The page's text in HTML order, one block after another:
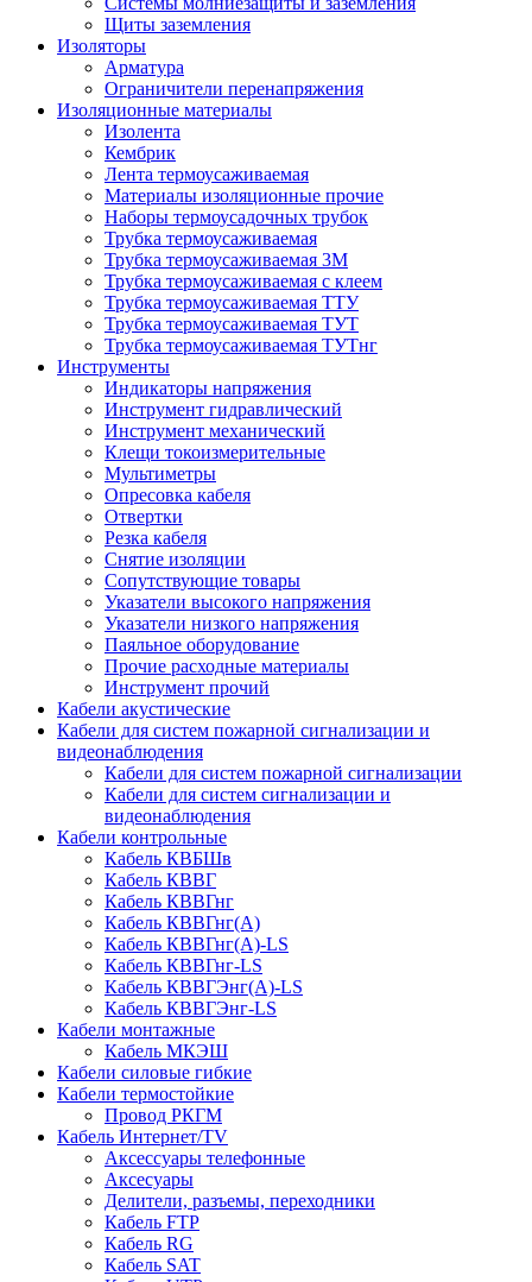
Щиты заземления
Изоляторы
Арматура
Ограничители перенапряжения
Изоляционные материалы
Изолента
Кембрик
Лента термоусаживаемая
Материалы изоляционные прочие
Наборы термоусадочных трубок
Трубка термоусаживаемая
Трубка термоусаживаемая 3М
Трубка термоусаживаемая с клеем
Трубка термоусаживаемая ТТУ
Трубка термоусаживаемая ТУТ
Трубка термоусаживаемая ТУТнг
Инструменты
Индикаторы напряжения
Инструмент гидравлический
Инструмент механический
Клещи токоизмерительные
Мультиметры
Опресовка кабеля
Отвертки
Резка кабеля
Снятие изоляции
Сопутствующие товары
Указатели высокого напряжения
Указатели низкого напряжения
Паяльное оборудование
Прочие расходные материалы
Инструмент прочий
Кабели акустические
Кабели для систем пожарной сигнализации и
видеонаблюдения
Кабели для систем пожарной сигнализации
Кабели для систем сигнализации и
видеонаблюдения
Кабели контрольные
Кабель КВБШв
Кабель КВВГ
Кабель КВВГнг
Кабель КВВГнг(А)
Кабель КВВГнг(А)-LS
Кабель КВВГнг-LS
Кабель КВВГЭнг(А)-LS
Кабель КВВГЭнг-LS
Кабели монтажные
Кабель МКЭШ
Кабели силовые гибкие
Кабели термостойкие
Провод РКГМ
Кабель Интернет/TV
Аксессуары телефонные
Аксесуары
Делители, разъемы, переходники
Кабель FTP
Кабель RG
Кабель SAT